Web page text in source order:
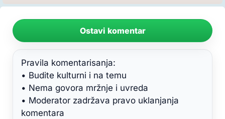
Ostavi komentar
Pravila komentarisanja:
• Budite kulturni i na temu
• Nema govora mržnje i uvreda
• Moderator zadržava pravo uklanjanja
komentara